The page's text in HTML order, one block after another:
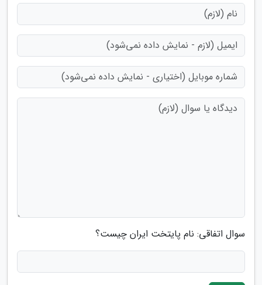
سوال اتفاقی: نام پایتخت ایران چیست؟